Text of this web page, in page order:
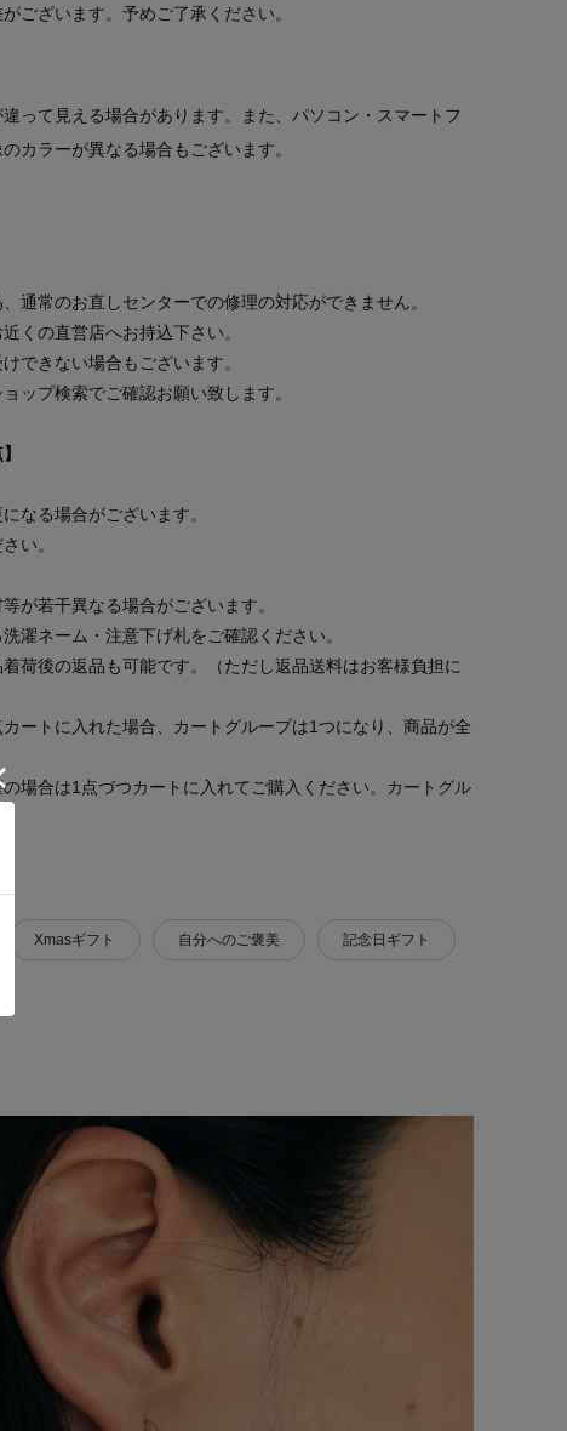
ございます。予めご了承ください。
って見える場合があります。また、パソコン・スマートフ
カラーが異なる場合もございます。
通常のお直しセンターでの修理の対応ができません。
くの直営店へお持込下さい。
できない場合もございます。
ップ検索でご確認お願い致します。
なる場合がございます。
い。
が若干異なる場合がございます。
濯ネーム・注意下げ札をご確認ください。
荷後の返品も可能です。（ただし返品送料はお客様負担に
ートに入れた場合、カートグループは1つになり、商品が全
場合は1点づつカートに入れてご購入ください。
カートグル
Xmasギフト 自分へのご褒美 記念日ギフト